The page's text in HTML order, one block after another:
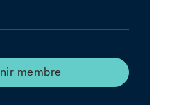
membre